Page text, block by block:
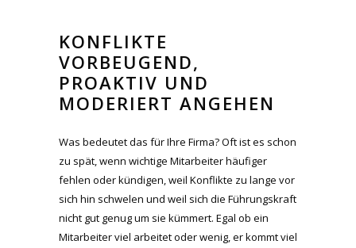
KONFLIKTE
VORBEUGEND,
PROAKTIV UND
MODERIERT ANGEHEN
Was bedeutet das für Ihre Firma? Oft ist es schon
zu spät, wenn wichtige Mitarbeiter häufiger
fehlen oder kündigen, weil Konflikte zu lange vor
sich hin schwelen und weil sich die Führungskraft
nicht gut genug um sie kümmert. Egal ob ein
Mitarbeiter viel arbeitet oder wenig, er kommt viel